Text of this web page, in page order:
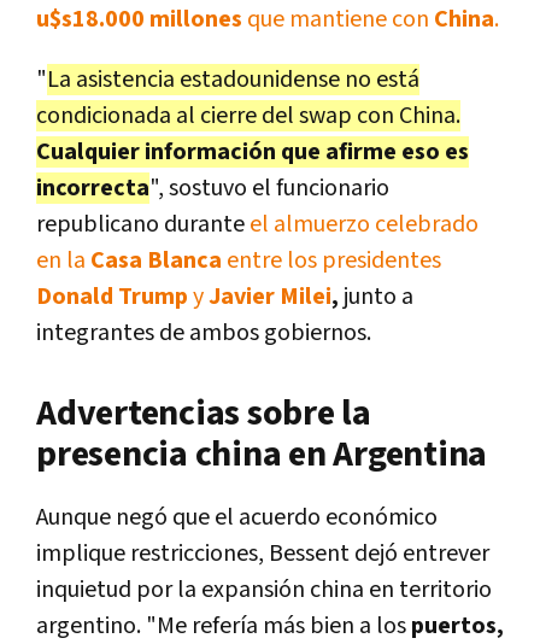
u$s18.000 millones que mantiene con China.
"La asistencia estadounidense no está
condicionada al cierre del swap con China.
Cualquier información que afirme eso es
incorrecta", sostuvo el funcionario
republicano duranteel almuerzo celebrado
en la Casa Blanca entre los presidentes
Donald TrumpyJavier Milei, junto a
integrantes de ambos gobiernos.
Advertencias sobre la
presencia china en Argentina
Aunque negó que el acuerdo económico
implique restricciones, Bessent dejó entrever
inquietud por la expansión china en territorio
argentino. "Me refería más bien a lospuertos,